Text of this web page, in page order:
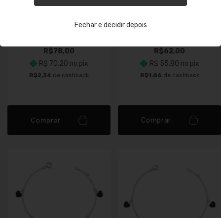
Regulável Liso
R$78,00
R$ 70,20 no pix
R$2,34 de cashback
Comprar
Ohana
R$62,00
R$ 55,80 no pix
R$1,86 de cashback
Comprar
Fechar e decidir depois